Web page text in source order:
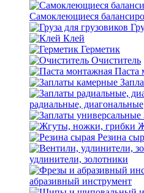
Самоклеющиеся
Клей
Герметик
Очиститель
Паста
радиальные, диагональные
Резина
удлинители, золотники
абразивный инструмент